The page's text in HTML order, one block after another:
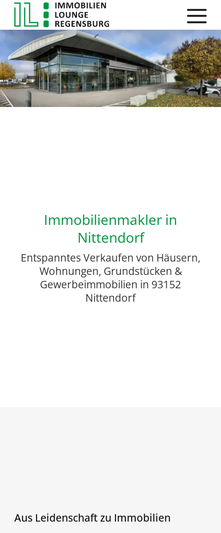
Immobilienmakler in
Nittendorf
Entspanntes Verkaufen von Häusern,
Wohnungen, Grundstücken &
Gewerbeimmobilien in 93152
Nittendorf
Aus Leidenschaft zu Immobilien